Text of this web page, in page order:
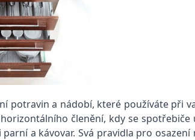
a nádobí, které používáte při
členění, kdy se
a kávovar. Svá pravidla pro